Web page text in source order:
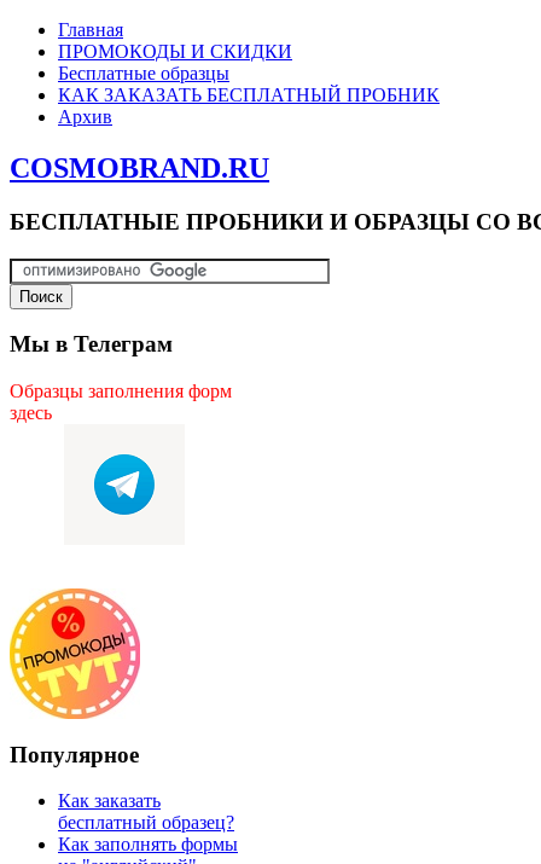
Главная
ПРОМОКОДЫ И СКИДКИ
Бесплатные образцы
КАК ЗАКАЗАТЬ БЕСПЛАТНЫЙ ПРОБНИК
Архив
COSMOBRAND.RU
БЕСПЛАТНЫЕ ПРОБНИКИ И ОБРАЗЦЫ СО
Мы в Телеграм
Образцы заполнения форм
здесь
Популярное
Как заказать
бесплатный образец?
Как заполнять формы